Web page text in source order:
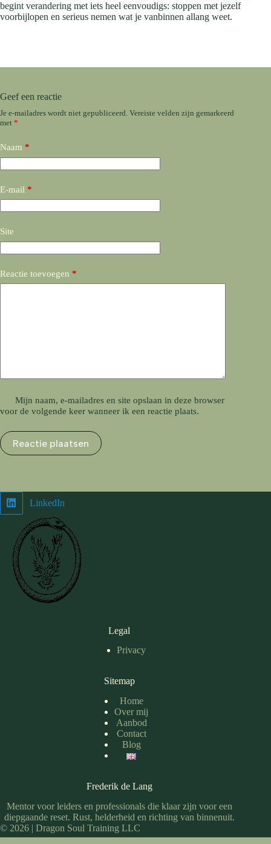
begint verandering met iets heel eenvoudigs: stoppen met jezelf
voorbijlopen en serieus nemen wat je vanbinnen allang weet.
Geef een reactie
Je e-mailadres wordt niet gepubliceerd. Vereiste velden zijn gemarkeerd
met *
Naam *
E-mail *
Site
Reactie toevoegen *
Mijn naam, e-mailadres en site opslaan in deze browser
voor de volgende keer wanneer ik een reactie plaats.
Reactie plaatsen
LinkedIn
Legal
Privacy
Sitemap
Home
Over mij
Aanbod
Contact
Blog
Frederik de Lang
Mentor voor leiders en professionals die klaar zijn voor een
diepgaande reset. Rust, helderheid en richting van binnenuit.
© 2026 | Dragon Soul Training LLC